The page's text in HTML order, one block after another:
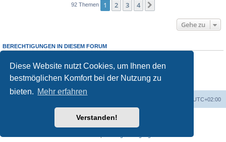
Diese Website nutzt Cookies, um Ihnen den
bestmöglichen Komfort bei der Nutzung zu
bieten. Mehr erfahren
Verstanden!
92 Themen 1 2 3 4
Gehe zu
BERECHTIGUNGEN IN DIESEM FORUM
Sie dürfen
keine
Antworten zu Themen in diesem Forum erstellen.
Sie dürfen Ihre Beiträge in diesem Forumnicht ändern.
Sie dürfen Ihre Beiträge in diesem Forumnichtlöschen.
keine
UTC+02:00
Powered byphpBB® Forum Software © phpBB Limited
phpBB.de